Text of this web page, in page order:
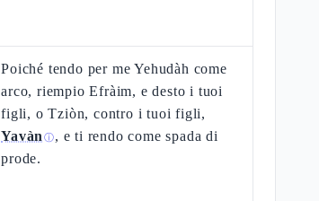
Poiché tendo per me Yehudàh come
arco, riempio Efràim, e desto i tuoi
figli, o Tziòn, contro i tuoi figli,
Yavàn ⓘ, e ti rendo come spada di
prode.